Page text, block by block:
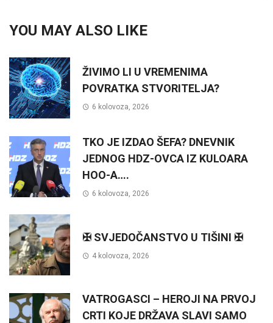
YOU MAY ALSO LIKE
ŽIVIMO LI U VREMENIMA
POVRATKA STVORITELJA?
6 kolovoza, 2026
TKO JE IZDAO ŠEFA? DNEVNIK
JEDNOG HDZ-OVCA IZ KULOARA
HOO-A….
6 kolovoza, 2026
✠ SVJEDOČANSTVO U TIŠINI ✠
4 kolovoza, 2026
VATROGASCI – HEROJI NA PRVOJ
CRTI KOJE DRŽAVA SLAVI SAMO